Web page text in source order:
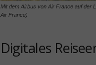
Mit dem Airbus von Air France auf der
Air France)
Digitales